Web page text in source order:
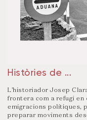
Històries de ...
L’historiador Josep
frontera com a refugi
emigracions polítiques,
preparar moviments